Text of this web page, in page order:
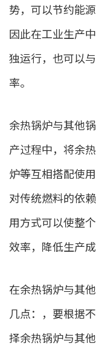
势，可以节约能
因此在工业生产
独运行，也可以
率。
余热锅炉与其他
产过程中，将余
炉等互相搭配使
对传统燃料的依
用方式可以使整
效率，降低生产成
在余热锅炉与其
几点：，要根据
择余热锅炉与其